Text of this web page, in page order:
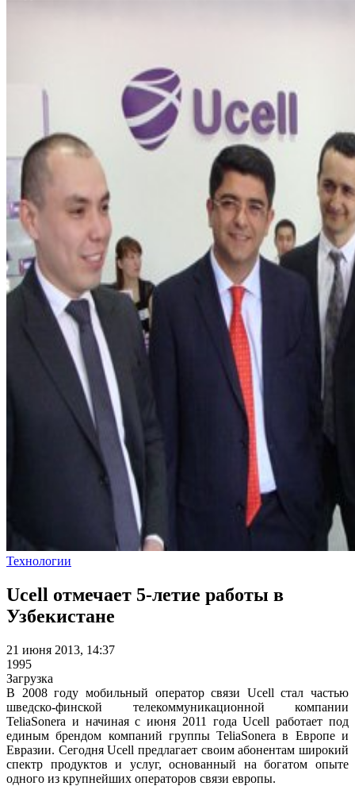
Технологии
Ucell отмечает 5-летие работы в
Узбекистане
21 июня 2013, 14:37
1995
Загрузка
В 2008 году мобильный оператор связи Ucell стал частью
шведско-финской телекоммуникационной компании
TeliaSonera и начиная с июня 2011 года Ucell работает под
единым брендом компаний группы TeliaSonera в Европе и
Евразии. Сегодня Ucell предлагает своим абонентам широкий
спектр продуктов и услуг, основанный на богатом опыте
одного из крупнейших операторов связи европы.